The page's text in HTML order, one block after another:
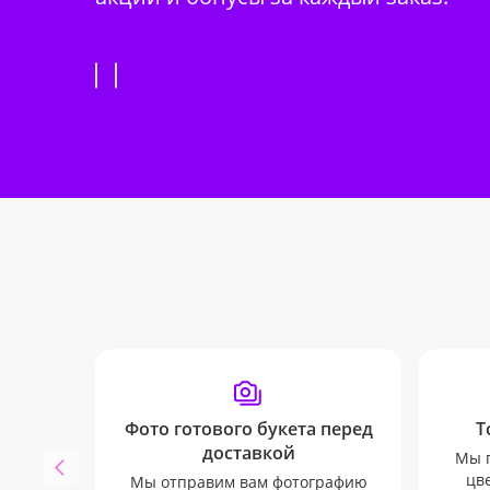
Фото готового букета перед
доставкой
Мы отправим вам фотографию
Мы